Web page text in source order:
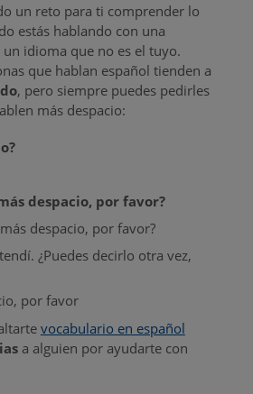
un reto para ti comprender lo
estás hablando con una
idioma que no es el tuyo.
que hablan español tienden a
, pero siempre puedes pedirles
más despacio:
despacio, por favor?
despacio, por favor?
¿Puedes decirlo otra vez,
por favor
vocabulario en español
a alguien por ayudarte con